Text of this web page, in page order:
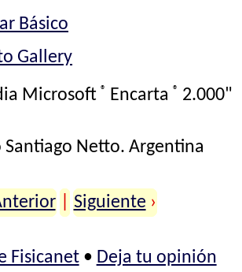
Básico
Gallery
Microsoft ® Encarta ® 2.000"
Santiago Netto. Argentina
Siguiente ›
Fisicanet• Deja tu opinión